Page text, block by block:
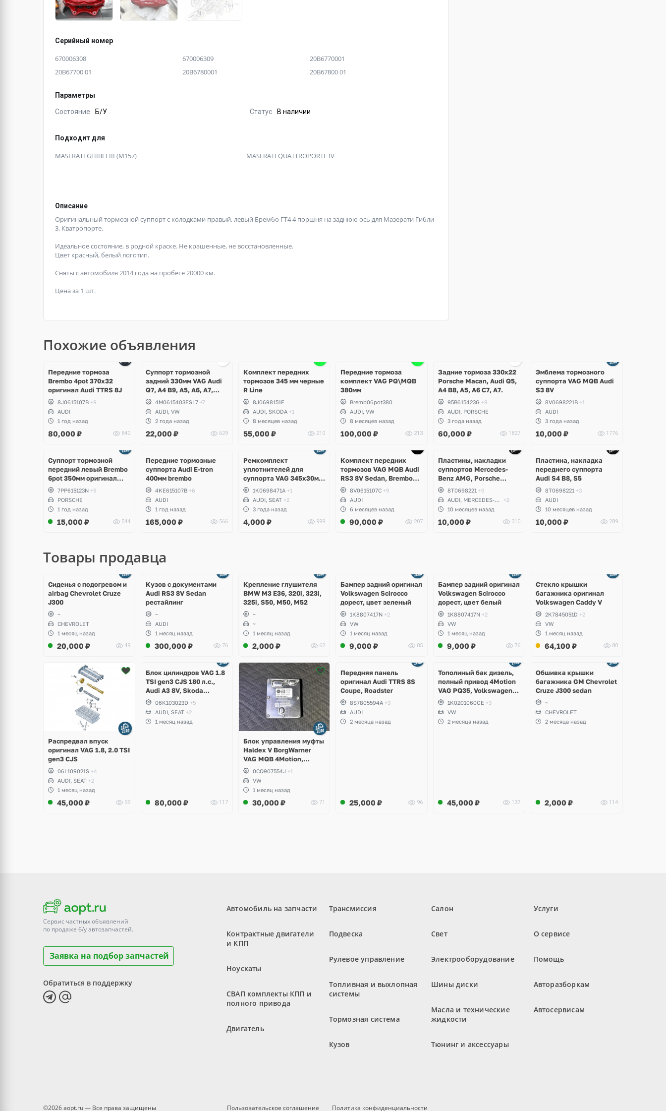
Серийный номер
670006308 670006309
20B6770001
20B67700 01
20B6780001 20B67800 01
Параметры
Состояние Б/У Статус В наличии
Подходит для
MASERATI GHIBLI III (M157) MASERATI QUATTROPORTE IV
Описание
Оригинальный тормозной суппорт с колодками правый, левый Брембо ГТ4 4 поршня на заднюю ось для Мазерати Гибли
3, Кватропорте.
Идеальное состояние, в родной краске. Не крашенные, не восстановленные.
Цвет красный, белый логотип.
Сняты с автомобиля 2014 года на пробеге 20000 км.
Цена за 1 шт.
Похожие объявления
Передние тормоза
Brembo 4pot 370x32
оригинал Audi TTRS 8J
8J0615107B +9
AUDI
1 год назад
80,000 ₽ 840
Суппорт тормозной
задний 330мм VAG Audi
Q7, A4 B9, A5, A6, A7,
Volkswagen Touareg CR
4M0615403ESL7 +7
AUDI, VW
2 года назад
22,000 ₽ 629
Комплект передних
тормозов 345 мм черные
R Line
8J0698151F
AUDI, SKODA +1
8 месяцев назад
55,000 ₽ 210
Передние тормоза
комплект VAG PQ\MQB
380мм
Bremb06pot380
AUDI, VW
8 месяцев назад
100,000 ₽ 213
Задние тормоза 330х22
Porsche Macan, Audi Q5,
A4 B8, A5, A6 C7, A7.
95B615423G +9
AUDI, PORSCHE
3 года назад
60,000 ₽ 1827
Эмблема тормозного
суппорта VAG MQB Audi
S3 8V
8V0698221B +1
AUDI
3 года назад
10,000 ₽ 1776
Суппорт тормозной
передний левый Brembo
6pot 350мм оригинал
Porsche Cayenne 958,
Panamera 971
7PP615123N +9
PORSCHE
1 год назад
15,000 ₽ 544
Передние тормозные
суппорта Audi E-tron
400мм brembo
4KE615107B +6
AUDI
1 год назад
165,000 ₽ 566
Ремкомплект
уплотнителей для
суппорта VAG 345x30мм
Audi A3, TT 3.2, S3, TTS,
Volkswagen Eos, Passat
B6 3.2, R36, CC 3.6, Golf
V R32, VI R20, Skoda
Superb, Seat Leon Cupra
1K0698471A +1
AUDI, SEAT +2
3 года назад
4,000 ₽ 999
Комплект передних
тормозов VAG MQB Audi
RS3 8V Sedan, Brembo
8pot 370x34
8V0615107C +9
AUDI
6 месяцев назад
90,000 ₽ 207
Пластины, накладки
суппортов Mercedes-
Benz AMG, Porsche
Ceramic, Audi S, RS,
Volkswagen R, Seat
Cupra
8T0698221 +9
AUDI, MERCEDES-
BENZ
+2
10 месяцев назад
10,000 ₽ 310
Пластина, накладка
переднего суппорта
Audi S4 B8, S5
8T0698221 +3
AUDI
10 месяцев назад
10,000 ₽ 289
Товары продавца
Сиденья с подогревом и
airbag Chevrolet Cruze
J300
~
CHEVROLET
1 месяц назад
20,000 ₽ 49
Кузов с документами
Audi RS3 8V Sedan
рестайлинг
~
AUDI
1 месяц назад
300,000 ₽ 76
Крепление глушителя
BMW M3 E36, 320i, 323i,
325i, S50, M50, M52
~
~
1 месяц назад
2,000 ₽ 62
Бампер задний оригинал
Volkswagen Scirocco
дорест, цвет зеленый
1K8807417N +2
VW
1 месяц назад
9,000 ₽ 85
Бампер задний оригинал
Volkswagen Scirocco
дорест, цвет белый
1K8807417N +2
VW
1 месяц назад
9,000 ₽ 76
Стекло крышки
багажника оригинал
Volkswagen Caddy V
2K7845051D +2
VW
1 месяц назад
64,100 ₽ 80
Распредвал впуск
оригинал VAG 1.8, 2.0 TSI
gen3 CJS
06L109021S +4
AUDI, SEAT +2
1 месяц назад
45,000 ₽ 99
2 фото
Блок цилиндров VAG 1.8
TSI gen3 CJS 180 л.с.,
Audi A3 8V, Skoda
Octavia A7, Superb,
Volkswagen Passat B8,
Golf VII Alltrack, Seat
Leon
06K103023D +5
AUDI, SEAT +2
1 месяц назад
80,000 ₽ 117
Блок управления муфты
Haldex V BorgWarner
VAG MQB 4Motion,
Volkswagen Tiguan
0CQ907554J +1
VW
1 месяц назад
30,000 ₽ 71
2 фото
Передняя панель
оригинал Audi TTRS 8S
Coupe, Roadster
8S7805594A +3
AUDI
2 месяца назад
25,000 ₽ 96
Тополиный бак дизель,
полный привод 4Motion
VAG PQ35, Volkswagen
Scirocco, Golf V, VI,
Skoda Yeti, Octavia A5,
Superb, Audi A3, Seat
Altea
1K0201060GE +3
VW
2 месяца назад
45,000 ₽ 137
Обшивка крышки
багажника GM Chevrolet
Cruze J300 sedan
~
CHEVROLET
2 месяца назад
2,000 ₽ 114
Сервис частных объявлений
по продаже б/уавтозапчастей.
Заявка на подбор запчастей
Обратиться в поддержку
Автомобиль на запчасти
Контрактные двигатели
и КПП
Ноускаты
СВАП комплекты КПП и
полного привода
Двигатель
Трансмиссия
Подвеска
Рулевое управление
Топливная и выхлопная
системы
Тормозная система
Кузов
Салон
Свет
Электрооборудование
Шины диски
Масла и технические
жидкости
Тюнинг и аксессуары
Услуги
О сервисе
Помощь
Авторазборкам
Автосервисам
©2026 aopt.ru — Все права защищены Пользовательское соглашение Политика конфиденциальности